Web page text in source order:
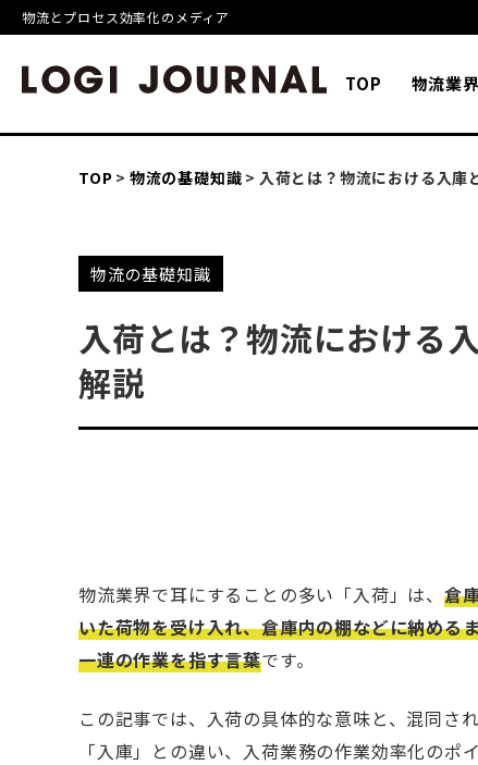
物流とプロセス効率化のメディア
TOP 物流業
TOP 物流の基礎知識 入荷とは？物流における入庫
物流の基礎知識
入荷とは？物流における
解説
物流業界で耳にすることの多い「入荷」は、 倉
いた荷物を受け入れ、倉庫内の棚などに納める
一連の作業を指す言葉です。
この記事では、入荷の具体的な意味と、混同さ
「入庫」との違い、入荷業務の作業効率化のポ